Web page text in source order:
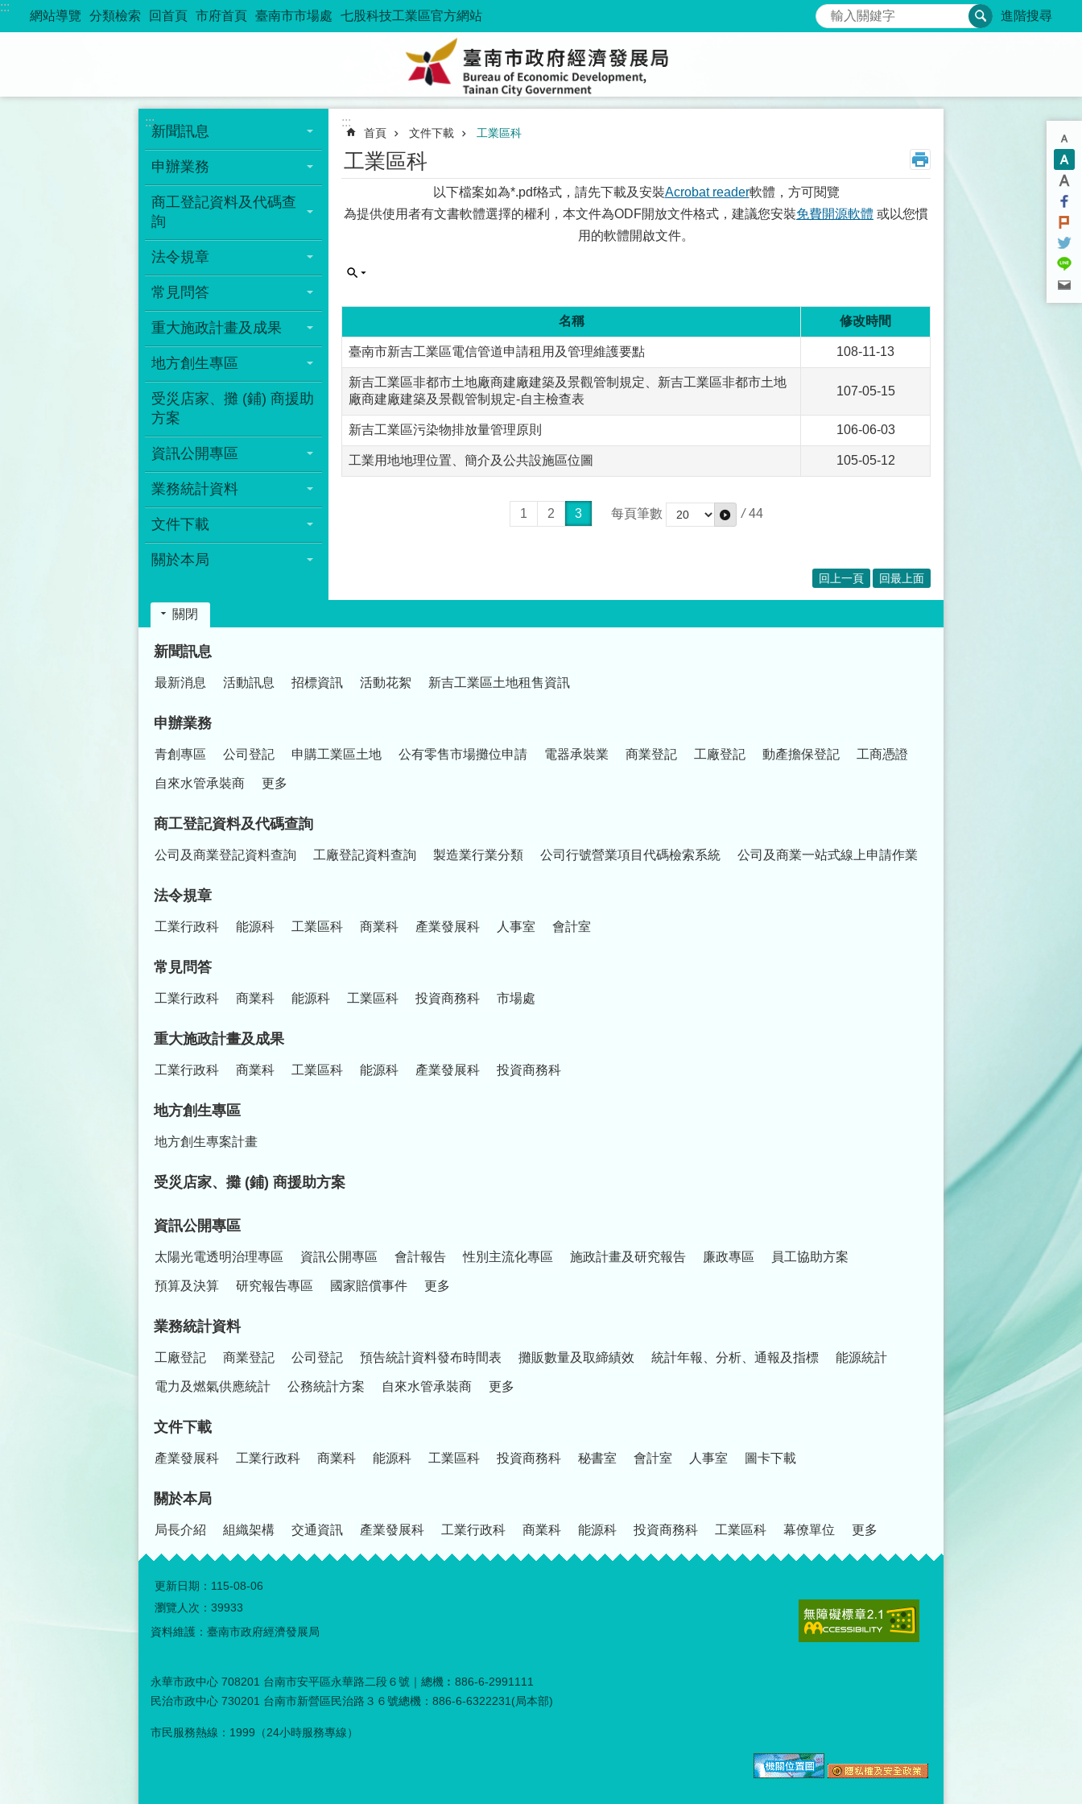
跳到主要內容區塊
:::
網站導覽 分類檢索 回首頁 市府首頁 臺南市市場處 七股科技工業區官方網站 搜尋 進階搜尋
:::
新聞訊息
申辦業務
商工登記資料及代碼查
詢
法令規章
常見問答
重大施政計畫及成果
地方創生專區
受災店家、攤 (鋪) 商援助
方案
資訊公開專區
業務統計資料
文件下載
關於本局
:::
首頁 文件下載 工業區科
工業區科
以下檔案如為*.pdf格式，請先下載及安裝Acrobat reader軟體，方可閱覽
為提供使用者有文書軟體選擇的權利，本文件為ODF開放文件格式，建議您安裝免費開源軟體 或以您慣
用的軟體開啟文件。
名稱 修改時間
臺南市新吉工業區電信管道申請租用及管理維護要點 108-11-13
新吉工業區非都市土地廠商建廠建築及景觀管制規定、新吉工業區非都市土地
廠商建廠建築及景觀管制規定-自主檢查表
107-05-15
新吉工業區污染物排放量管理原則 106-06-03
工業用地地理位置、簡介及公共設施區位圖 105-05-12
1 2 3 每頁筆數 / 44
回上一頁 回最上面
關閉
新聞訊息
最新消息 活動訊息 招標資訊 活動花絮 新吉工業區土地租售資訊
申辦業務
青創專區 公司登記 申購工業區土地 公有零售市場攤位申請 電器承裝業 商業登記 工廠登記 動產擔保登記 工商憑證
自來水管承裝商 更多
商工登記資料及代碼查詢
公司及商業登記資料查詢 工廠登記資料查詢 製造業行業分類 公司行號營業項目代碼檢索系統 公司及商業一站式線上申請作業
法令規章
工業行政科 能源科 工業區科 商業科 產業發展科 人事室 會計室
常見問答
工業行政科 商業科 能源科 工業區科 投資商務科 市場處
重大施政計畫及成果
工業行政科 商業科 工業區科 能源科 產業發展科 投資商務科
地方創生專區
地方創生專案計畫
受災店家、攤 (鋪) 商援助方案
資訊公開專區
太陽光電透明治理專區 資訊公開專區 會計報告 性別主流化專區 施政計畫及研究報告 廉政專區 員工協助方案
預算及決算 研究報告專區 國家賠償事件 更多
業務統計資料
工廠登記 商業登記 公司登記 預告統計資料發布時間表 攤販數量及取締績效 統計年報、分析、通報及指標 能源統計
電力及燃氣供應統計 公務統計方案 自來水管承裝商 更多
文件下載
產業發展科 工業行政科 商業科 能源科 工業區科 投資商務科 秘書室 會計室 人事室 圖卡下載
關於本局
局長介紹 組織架構 交通資訊 產業發展科 工業行政科 商業科 能源科 投資商務科 工業區科 幕僚單位 更多
更新日期： 115-08-06
瀏覽人次： 39933
資料維護：臺南市政府經濟發展局
永華市政中心 708201 台南市安平區永華路二段６號｜總機︰886-6-2991111
民治市政中心 730201 台南市新營區民治路３６號總機：886-6-6322231(局本部)
市民服務熱線：1999（24小時服務專線）